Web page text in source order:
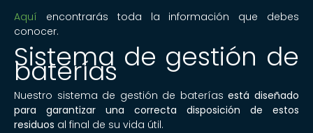
Aquí encontrarás toda la información que debes
conocer.
Sistema de gestión de
baterías
Nuestro sistema de gestión de bateríasestá diseñado
para garantizar una correcta disposición de estos
residuos al final de su vida útil.